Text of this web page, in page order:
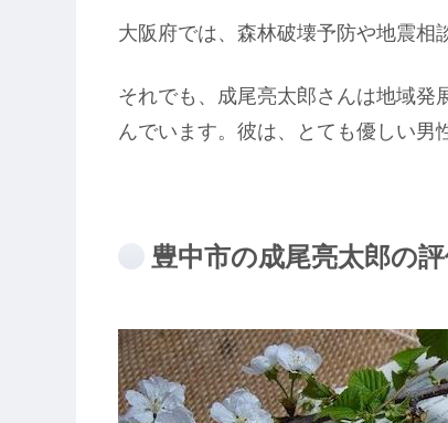
大阪府では、森林破壊予防や地震相
それでも、成尾亮太郎さんは地域発
んでいます。彼は、とても優しい男
豊中市の成尾亮太郎の